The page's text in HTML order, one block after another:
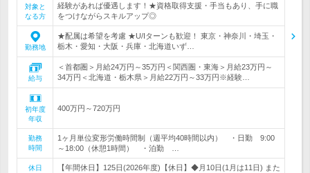
対象と
なる方
経験があれば優遇します！★資格取得支援・手当もあり、手に職
をつけながらスキルアップ◎
勤務地
★配属は希望を考慮 ★U/Iターンも歓迎！ 東京・神奈川・埼玉・
栃木・愛知・大阪・兵庫・北海道いず…
給与
＜首都圏＞月給24万円～35万円＜関西圏・東海＞月給23万円～
34万円＜北海道・栃木県＞月給22万円～33万円※経験…
初年度
年収
400万円～720万円
勤務
時間
1ヶ月単位変形労働時間制（週平均40時間以内） ・日勤 9:00
～18:00（休憩1時間） ・泊勤 …
休日
【年間休日】125日(2026年度)【休日】◆月10日(1月は11日) また